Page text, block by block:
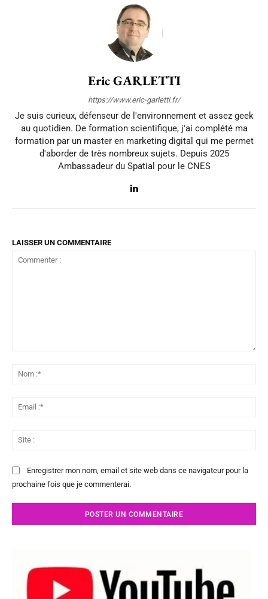
Eric GARLETTI
https://www.eric-garletti.fr/
Je suis curieux, défenseur de l'environnement et assez geek
au quotidien. De formation scientifique, j'ai complété ma
formation par un master en marketing digital qui me permet
d'aborder de très nombreux sujets. Depuis 2025
Ambassadeur du Spatial pour le CNES
LAISSER UN COMMENTAIRE
Enregistrer mon nom, email et site web dans ce navigateur pour la
prochaine fois que je commenterai.